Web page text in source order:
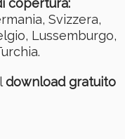
copertura:
Svizzera,
Lussemburgo,
download gratuito